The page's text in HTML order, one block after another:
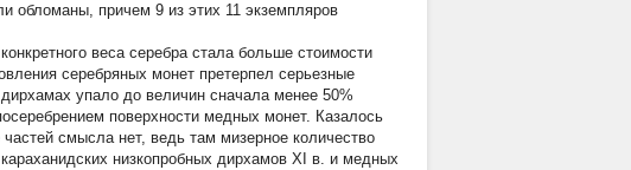
обломаны, причем 9 из этих 11 экземпляров
веса серебра стала больше стоимости
серебряных монет претерпел серьезные
упало до величин сначала менее 50%
поверхности медных монет. Казалось
смысла нет, ведь там мизерное количество
низкопробных дирхамов XI в. и медных